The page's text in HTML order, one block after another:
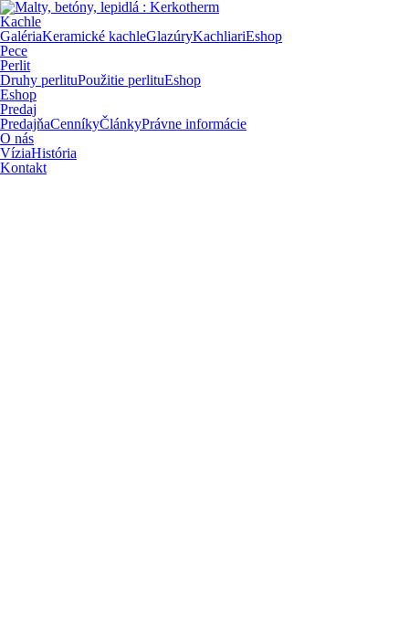
Kachle
GalériaKeramické kachleGlazúryKachliariEshop
Pece
Perlit
Druhy perlituPoužitie perlituEshop
Eshop
Predaj
PredajňaCenníkyČlánkyPrávne informácie
O nás
VíziaHistória
Kontakt